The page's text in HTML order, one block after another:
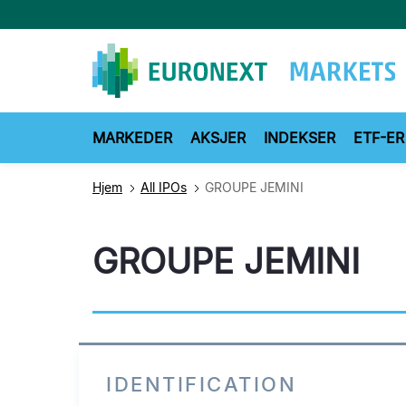
til
MARKEDER AKSJER INDEKSER ETF-ER
Hjem All IPOs GROUPE JEMINI
GROUPE JEMINI
IDENTIFICATION